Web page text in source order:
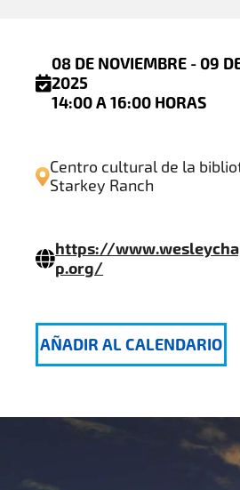
08 DE NOVIEMBRE - 09
2025
14:00 A 16:00 HORAS
Centro cultural de la
Starkey Ranch
https://
p.org/
AÑADIR AL CALENDARIO